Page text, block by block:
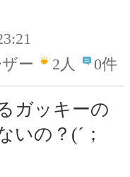
ー
2人 0件
ガッキーの
いの？(´；